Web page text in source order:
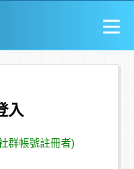
入
群帳號註冊者)